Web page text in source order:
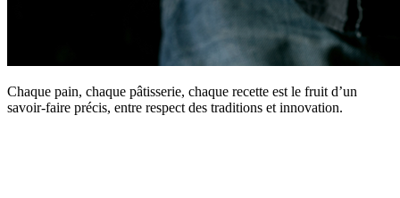
Chaque pain, chaque pâtisserie, chaque recette est le fruit d’un
savoir-faire précis, entre respect des traditions et innovation.